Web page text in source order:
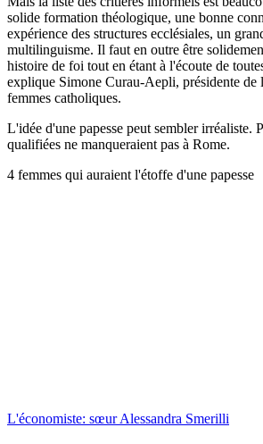
solide formation théologique, une bonne
expérience des structures ecclésiales, un
multilinguisme. Il faut en outre être
histoire de foi tout en étant à l'écoute de
explique Simone Curau-Aepli, présidente de
femmes catholiques.
L'idée d'une papesse peut sembler irréaliste.
qualifiées ne manqueraient pas à Rome.
4 femmes qui auraient l'étoffe d'une papesse
L'économiste: sœur Alessandra Smerilli